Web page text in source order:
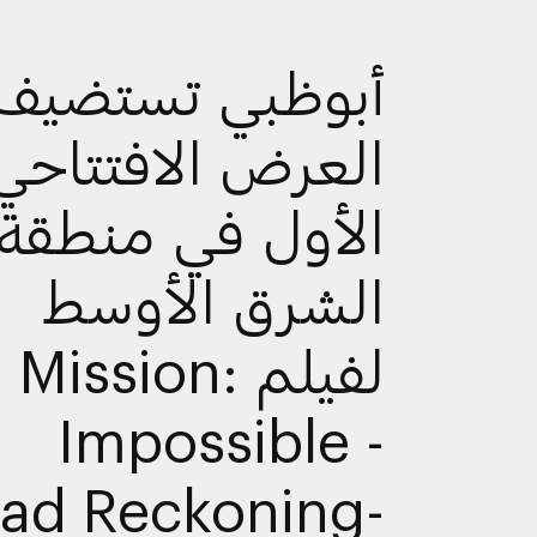
أبوظبي
العرض
الأول في
الشرق الأوسط
لفيلم Mission:
Impossible -
Reckoning-